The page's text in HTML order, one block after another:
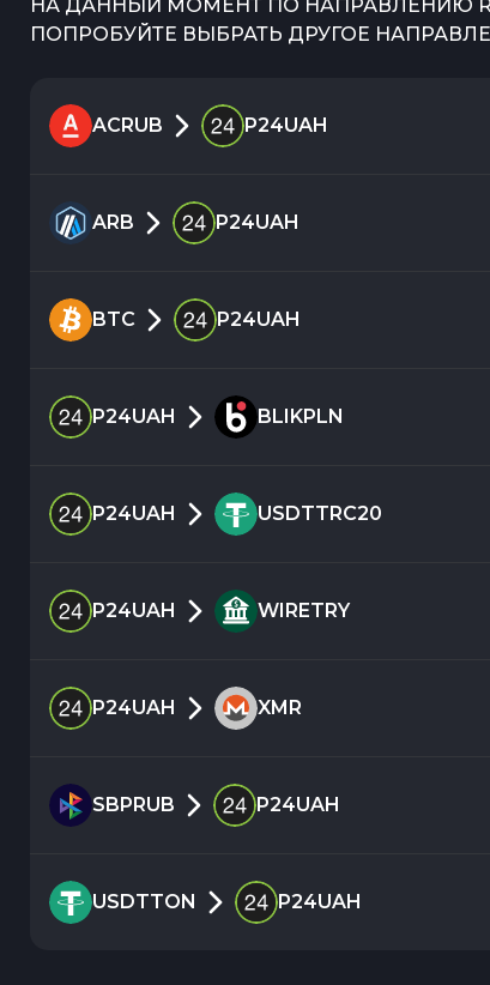
НА ДАННЫЙ МОМЕНТ ПО НАПРАВЛЕНИЮ
ПОПРОБУЙТЕ ВЫБРАТЬ ДРУГОЕ
ACRUB P24UAH
ARB P24UAH
BTC P24UAH
P24UAH BLIKPLN
P24UAH USDTTRC20
P24UAH WIRETRY
P24UAH XMR
SBPRUB P24UAH
USDTTON P24UAH